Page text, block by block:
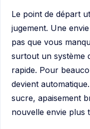
Le point de départ
jugement. Une
pas que vous
surtout un système
rapide. Pour
devient
sucre, apaisement
nouvelle envie plus